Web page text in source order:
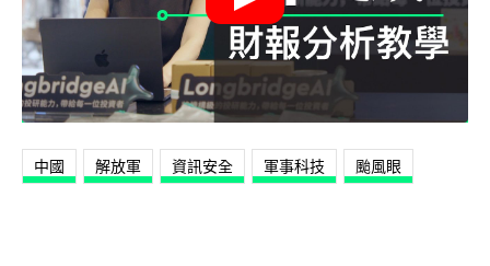
中國 解放軍 資訊安全 軍事科技 颱風眼